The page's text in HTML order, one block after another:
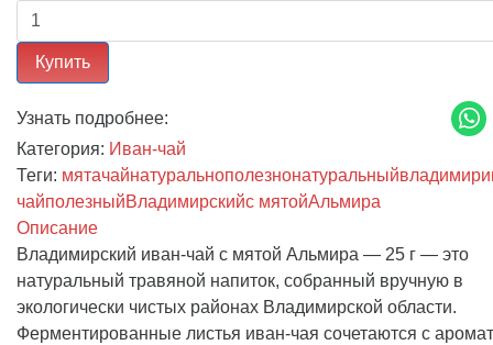
Купить
Узнать подробнее:
Категория: Иван-чай
Теги: мятачайнатуральнополезнонатуральныйвладимир
чайполезныйВладимирскийс мятойАльмира
Описание
Владимирский иван-чай с мятой Альмира — 25 г — это
натуральный травяной напиток, собранный вручную в
экологически чистых районах Владимирской области.
Ферментированные листья иван-чая сочетаются с